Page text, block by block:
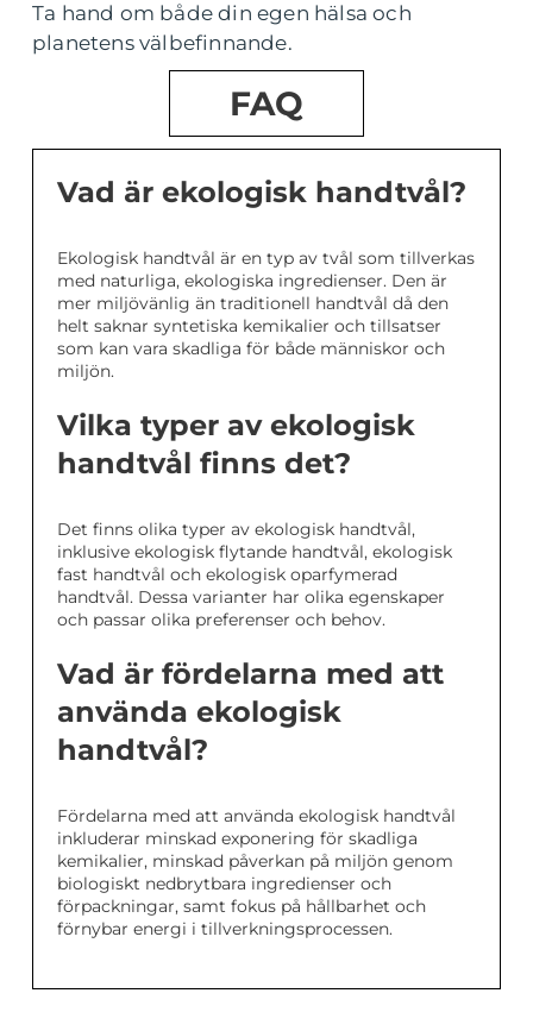
Ta hand om både din egen hälsa och
planetens välbefinnande.
FAQ
Vad är ekologisk handtvål?
Ekologisk handtvål är en typ av tvål som tillverkas
med naturliga, ekologiska ingredienser. Den är
mer miljövänlig än traditionell handtvål då den
helt saknar syntetiska kemikalier och tillsatser
som kan vara skadliga för både människor och
miljön.
Vilka typer av ekologisk
handtvål finns det?
Det finns olika typer av ekologisk handtvål,
inklusive ekologisk flytande handtvål, ekologisk
fast handtvål och ekologisk oparfymerad
handtvål. Dessa varianter har olika egenskaper
och passar olika preferenser och behov.
Vad är fördelarna med att
använda ekologisk
handtvål?
Fördelarna med att använda ekologisk handtvål
inkluderar minskad exponering för skadliga
kemikalier, minskad påverkan på miljön genom
biologiskt nedbrytbara ingredienser och
förpackningar, samt fokus på hållbarhet och
förnybar energi i tillverkningsprocessen.